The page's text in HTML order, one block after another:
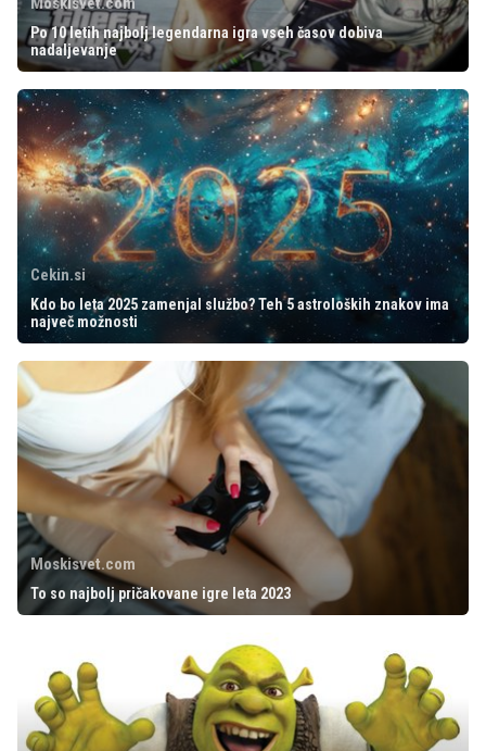
Po 10 letih najbolj legendarna igra vseh časov dobiva
nadaljevanje
Cekin.si
Kdo bo leta 2025 zamenjal službo? Teh 5 astroloških znakov ima
največ možnosti
Moskisvet.com
To so najbolj pričakovane igre leta 2023